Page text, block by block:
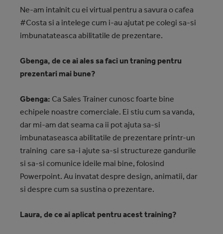
Ne-am intalnit cu ei virtual pentru a savura o cafea
#Costa si a intelege cum i-au ajutat pe colegi sa-si
imbunatateasca abilitatile de prezentare.
Gbenga, de ce ai ales sa faci un traning pentru
prezentari mai bune?
Gbenga: Ca Sales Trainer cunosc foarte bine
echipele noastre comerciale. Ei stiu cum sa vanda,
dar mi-am dat seama ca ii pot ajuta sa-si
imbunataseasca abilitatile de prezentare printr-un
training care sa-i ajute sa-si structureze gandurile
si sa-si comunice ideile mai bine, folosind
Powerpoint. Au invatat despre design, animatii, dar
si despre cum sa sustina o prezentare.
Laura, de ce ai aplicat pentru acest training?